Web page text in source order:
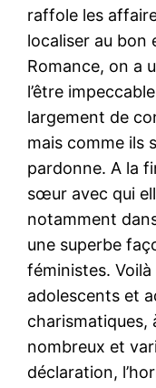
raffole les
localiser au bon
Romance, on a
l’être
largement de
mais comme ils
pardonne. A la
sœur avec qui
notamment
une superbe
féministes.
adolescents et
charismatiques,
nombreux et
déclaration,